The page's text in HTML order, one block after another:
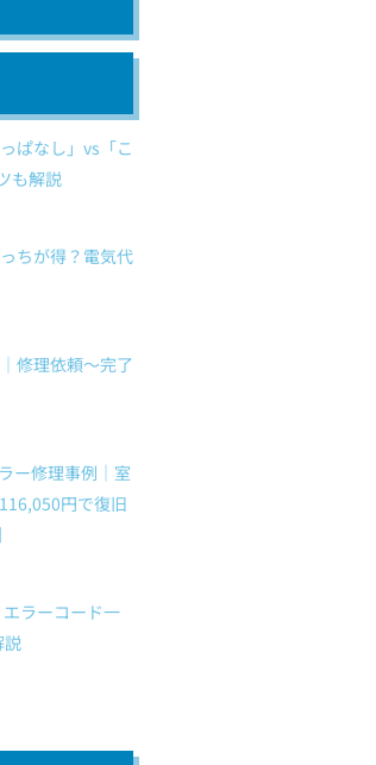
ぱなし」vs「こ
も解説
ちが得？電気代
修理依頼〜完了
ー修理事例｜室
円で復旧
エラーコード一
説